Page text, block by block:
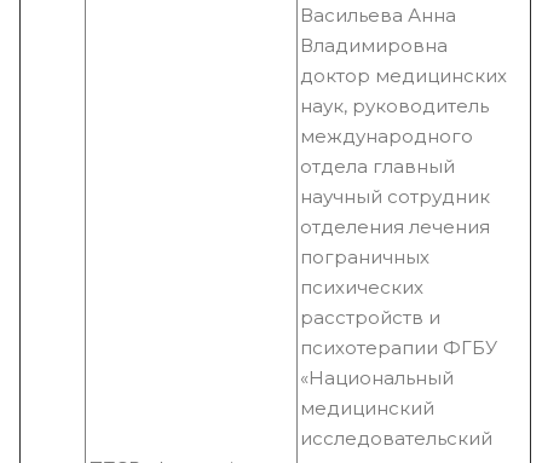
Васильева Анна
Владимировна
доктор медицинских
наук, руководитель
международного
отдела главный
научный сотрудник
отделения лечения
пограничных
психических
расстройств и
психотерапии ФГБУ
«Национальный
медицинский
исследовательский